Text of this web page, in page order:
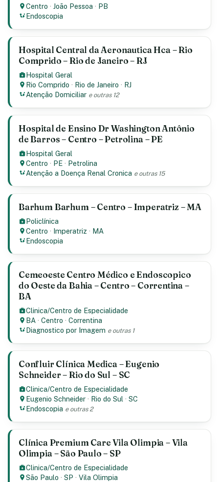
Centro ·João Pessoa · PB
Endoscopia
Hospital Central da Aeronautica Hca – Rio
Comprido – Rio de Janeiro – RJ
Hospital Geral
Rio Comprido · Rio de Janeiro · RJ
Atenção Domiciliar e outras 12
Hospital de Ensino Dr Washington Antônio
de Barros – Centro – Petrolina – PE
Hospital Geral
Centro · PE · Petrolina
Atenção a Doença Renal Cronica e outras 15
Barhum Barhum – Centro – Imperatriz – MA
Policlínica
Centro · Imperatriz · MA
Endoscopia
Cemeoeste Centro Médico e Endoscopico
do Oeste da Bahia – Centro – Correntina –
BA
Clinica/Centro de Especialidade
BA ·Centro ·Correntina
Diagnostico por Imagem e outras 1
Confluir Clínica Medica – Eugenio
Schneider – Rio do Sul – SC
Clinica/Centro de Especialidade
Eugenio Schneider · Rio do Sul ·SC
Endoscopia e outras 2
Clínica Premium Care Vila Olimpia – Vila
Olimpia – São Paulo – SP
Clinica/Centro de Especialidade
São Paulo ·SP ·Vila Olimpia